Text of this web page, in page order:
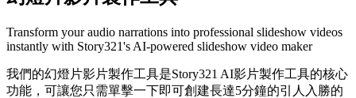
Transform your audio narrations into professional slideshow videos
instantly with Story321's AI-powered slideshow video maker
我們的幻燈片影片製作工具是Story321 AI影片製作工具的核心
功能，可讓您只需單擊一下即可創建長達5分鐘的引人入勝的